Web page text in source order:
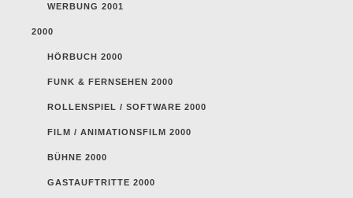
WERBUNG 2001
2000
HÖRBUCH 2000
FUNK & FERNSEHEN 2000
ROLLENSPIEL / SOFTWARE 2000
FILM / ANIMATIONSFILM 2000
BÜHNE 2000
GASTAUFTRITTE 2000